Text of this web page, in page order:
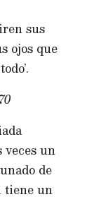
sus
ojos que
veces un
de
tiene un